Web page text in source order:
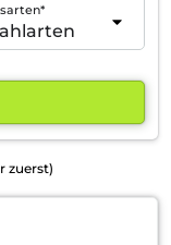
zuerst)